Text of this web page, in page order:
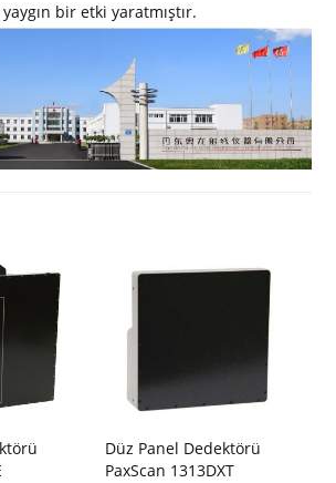
bir etki yaratmıştır.
Düz Panel Dedektörü
PaxScan 1313DXT